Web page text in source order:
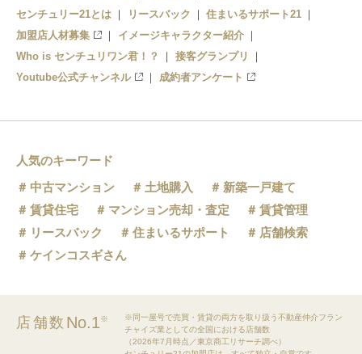
センチュリー21とは
リースバック
住まいるサポート21
加盟店人材募集
イメージキャラクター紹介
Who is センチュリワン君！？
接客グランプリ
Youtube公式チャンネル
成約者アンケート
人気のキーワード
中古マンション
土地購入
新築一戸建て
賃貸住宅
マンション売却・査定
賃貸管理
リースバック
住まいるサポート
店舗検索
ケインコスギさん
店舗数 No.1※
※同一屋号で売買・賃貸の両方を取り扱う不動産仲介フラン
チャイズ業としての全国における店舗数
（2026年7月時点／東京商工リサーチ調べ）